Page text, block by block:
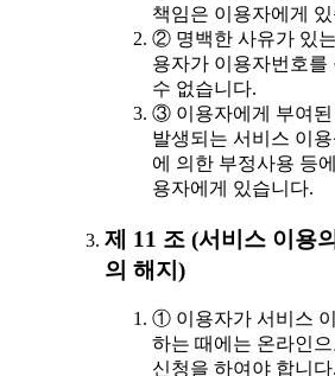
책임은 이용자에게
② 명백한 사유가 있
용자가 이용자번호를
수 없습니다.
③ 이용자에게 부여된
발생되는 서비스 이
에 의한 부정사용 등
용자에게 있습니다.
제 11 조 (서비스 이용
의 해지)
① 이용자가 서비스
하는 때에는 온라인
신청을 하여야 합니다.